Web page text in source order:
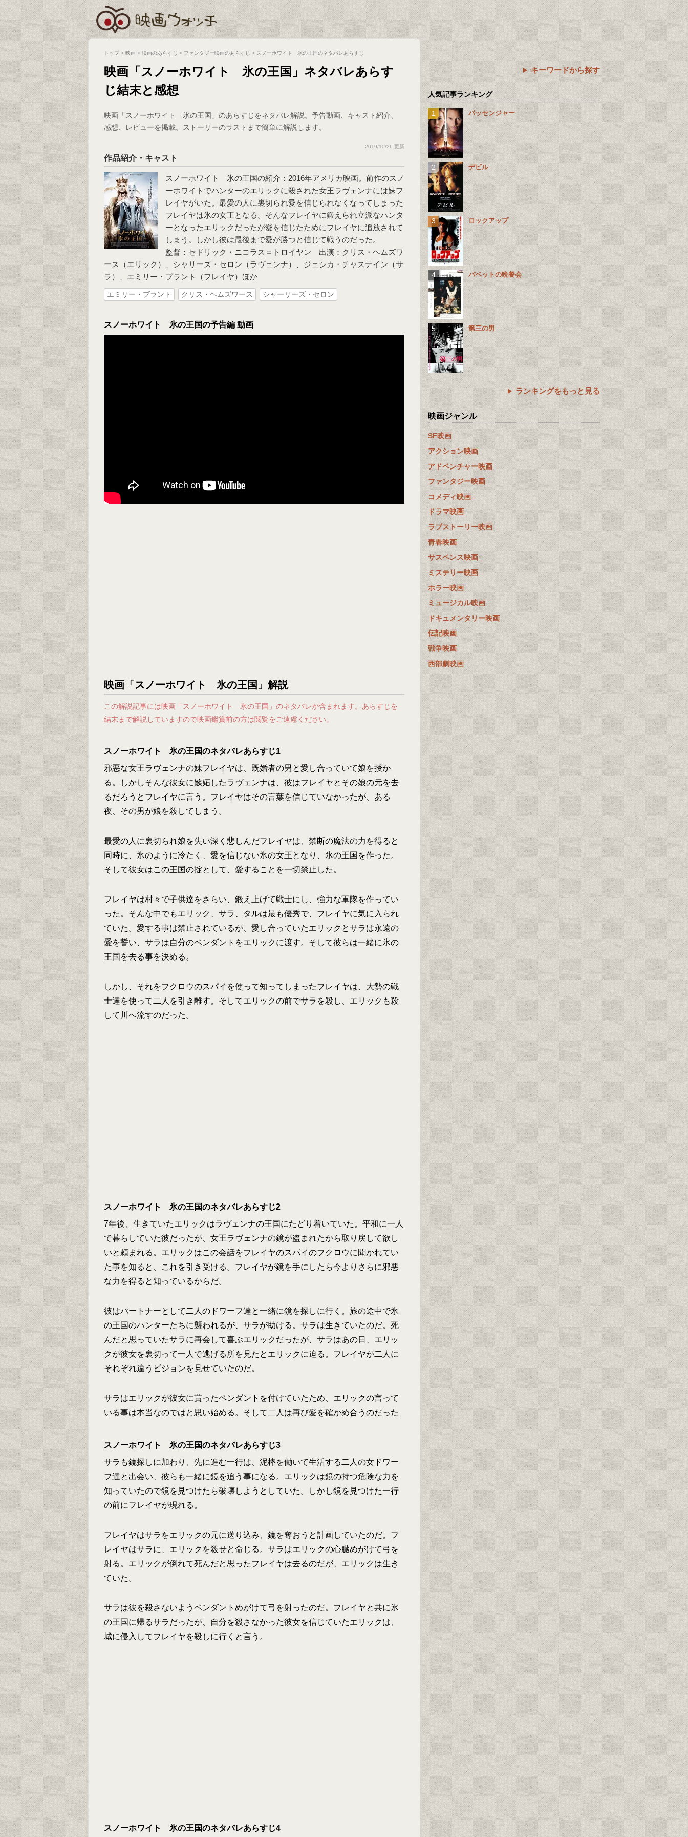
トップ> 映画 > 映画のあらすじ > ファンタジー映画のあらすじ > スノーホワイト 氷の王国のネタバレあらすじ
映画「スノーホワイト 氷の王国」ネタバレあらす
じ結末と感想
映画「スノーホワイト 氷の王国」のあらすじをネタバレ解説。予告動画、キャスト紹介、
感想、レビューを掲載。ストーリーのラストまで簡単に解説します。
2019/10/26 更新
作品紹介・キャスト
スノーホワイト 氷の王国の紹介：2016年アメリカ映画。前作のスノ
ーホワイトでハンターのエリックに殺された女王ラヴェンナには妹フ
レイヤがいた。最愛の人に裏切られ愛を信じられなくなってしまった
フレイヤは氷の女王となる。そんなフレイヤに鍛えられ立派なハンタ
ーとなったエリックだったが愛を信じたためにフレイヤに追放されて
しまう。しかし彼は最後まで愛が勝つと信じて戦うのだった。
監督：セドリック・ニコラス＝トロイヤン 出演：クリス・ヘムズワ
ース（エリック）、シャリーズ・セロン（ラヴェンナ）、ジェシカ・チャステイン（サ
ラ）、エミリー・ブラント（フレイヤ）ほか
エミリー・ブラント クリス・ヘムズワース シャーリーズ・セロン
スノーホワイト 氷の王国の予告編 動画
映画「スノーホワイト 氷の王国」解説
この解説記事には映画「スノーホワイト 氷の王国」のネタバレが含まれます。あらすじを
結末まで解説していますので映画鑑賞前の方は閲覧をご遠慮ください。
スノーホワイト 氷の王国のネタバレあらすじ1
邪悪な女王ラヴェンナの妹フレイヤは、既婚者の男と愛し合っていて娘を授か
る。しかしそんな彼女に嫉妬したラヴェンナは、彼はフレイヤとその娘の元を去
るだろうとフレイヤに言う。フレイヤはその言葉を信じていなかったが、ある
夜、その男が娘を殺してしまう。
最愛の人に裏切られ娘を失い深く悲しんだフレイヤは、禁断の魔法の力を得ると
同時に、氷のように冷たく、愛を信じない氷の女王となり、氷の王国を作った。
そして彼女はこの王国の掟として、愛することを一切禁止した。
フレイヤは村々で子供達をさらい、鍛え上げて戦士にし、強力な軍隊を作ってい
った。そんな中でもエリック、サラ、タルは最も優秀で、フレイヤに気に入られ
ていた。愛する事は禁止されているが、愛し合っていたエリックとサラは永遠の
愛を誓い、サラは自分のペンダントをエリックに渡す。そして彼らは一緒に氷の
王国を去る事を決める。
しかし、それをフクロウのスパイを使って知ってしまったフレイヤは、大勢の戦
士達を使って二人を引き離す。そしてエリックの前でサラを殺し、エリックも殺
して川へ流すのだった。
スノーホワイト 氷の王国のネタバレあらすじ2
7年後、生きていたエリックはラヴェンナの王国にたどり着いていた。平和に一人
で暮らしていた彼だったが、女王ラヴェンナの鏡が盗まれたから取り戻して欲し
いと頼まれる。エリックはこの会話をフレイヤのスパイのフクロウに聞かれてい
た事を知ると、これを引き受ける。フレイヤが鏡を手にしたら今よりさらに邪悪
な力を得ると知っているからだ。
彼はパートナーとして二人のドワーフ達と一緒に鏡を探しに行く。旅の途中で氷
の王国のハンターたちに襲われるが、サラが助ける。サラは生きていたのだ。死
んだと思っていたサラに再会して喜ぶエリックだったが、サラはあの日、エリッ
クが彼女を裏切って一人で逃げる所を見たとエリックに迫る。フレイヤが二人に
それぞれ違うビジョンを見せていたのだ。
サラはエリックが彼女に貰ったペンダントを付けていたため、エリックの言って
いる事は本当なのではと思い始める。そして二人は再び愛を確かめ合うのだった
スノーホワイト 氷の王国のネタバレあらすじ3
サラも鏡探しに加わり、先に進む一行は、泥棒を働いて生活する二人の女ドワー
フ達と出会い、彼らも一緒に鏡を追う事になる。エリックは鏡の持つ危険な力を
知っていたので鏡を見つけたら破壊しようとしていた。しかし鏡を見つけた一行
の前にフレイヤが現れる。
フレイヤはサラをエリックの元に送り込み、鏡を奪おうと計画していたのだ。フ
レイヤはサラに、エリックを殺せと命じる。サラはエリックの心臓めがけて弓を
射る。エリックが倒れて死んだと思ったフレイヤは去るのだが、エリックは生き
ていた。
サラは彼を殺さないようペンダントめがけて弓を射ったのだ。フレイヤと共に氷
の王国に帰るサラだったが、自分を殺さなかった彼女を信じていたエリックは、
城に侵入してフレイヤを殺しに行くと言う。
スノーホワイト 氷の王国のネタバレあらすじ4
キーワードから探す
人気記事ランキング
パッセンジャー
デビル
ロックアップ
バベットの晩餐会
第三の男
ランキングをもっと見る
映画ジャンル
SF映画
アクション映画
アドベンチャー映画
ファンタジー映画
コメディ映画
ドラマ映画
ラブストーリー映画
青春映画
サスペンス映画
ミステリー映画
ホラー映画
ミュージカル映画
ドキュメンタリー映画
伝記映画
戦争映画
西部劇映画